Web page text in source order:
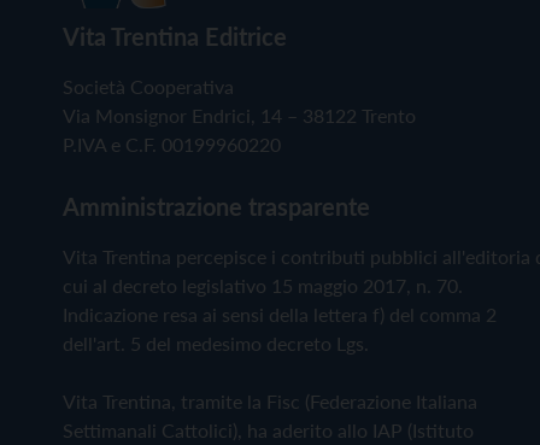
Vita Trentina Editrice
Società Cooperativa
Via Monsignor Endrici, 14 – 38122 Trento
P.IVA e C.F. 00199960220
Amministrazione trasparente
Vita Trentina percepisce i contributi pubblici all'editoria
cui al decreto legislativo 15 maggio 2017, n. 70.
Indicazione resa ai sensi della lettera f) del comma 2
dell'art. 5 del medesimo decreto Lgs.
Vita Trentina, tramite la Fisc (Federazione Italiana
Settimanali Cattolici), ha aderito allo IAP (Istituto